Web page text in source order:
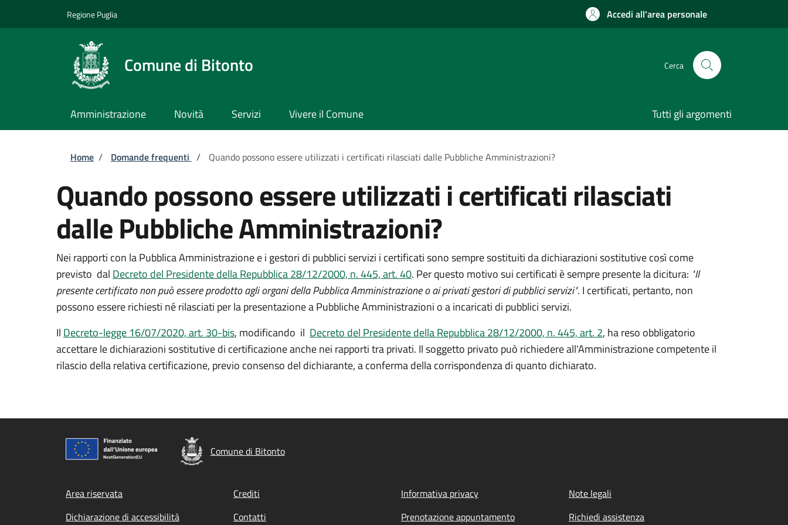
Regione Puglia Accedi all'area personale
Comune di Bitonto Cerca
Amministrazione Novità Servizi Vivere il Comune Tutti gli argomenti
Briciole di pane
Home / Domande frequenti / Quando possono essere utilizzati i certificati rilasciati dalle Pubbliche Amministrazioni?
Quando possono essere utilizzati i certificati rilasciati
dalle Pubbliche Amministrazioni?
Nei rapporti con la Pubblica Amministrazione e i gestori di pubblici servizi i certificati sono sempre sostituiti da dichiarazioni sostitutive così come
previsto dal Decreto del Presidente della Repubblica 28/12/2000, n. 445, art. 40. Per questo motivo sui certificati è sempre presente la dicitura: "Il
presente certificato non può essere prodotto agli organi della Pubblica Amministrazione o ai privati gestori di pubblici servizi". I certificati, pertanto, non
possono essere richiesti né rilasciati per la presentazione a Pubbliche Amministrazioni o a incaricati di pubblici servizi.
Il Decreto-legge 16/07/2020, art. 30-bis, modificando il Decreto del Presidente della Repubblica 28/12/2000, n. 445, art. 2, ha reso obbligatorio
accettare le dichiarazioni sostitutive di certificazione anche nei rapporti tra privati. Il soggetto privato può richiedere all'Amministrazione competente il
rilascio della relativa certificazione, previo consenso del dichiarante, a conferma della corrispondenza di quanto dichiarato.
Comune di Bitonto
Footer menu
Area riservata Crediti Informativa privacy
Note legali
Dichiarazione di accessibilità
Contatti Prenotazione appuntamento Richiedi assistenza